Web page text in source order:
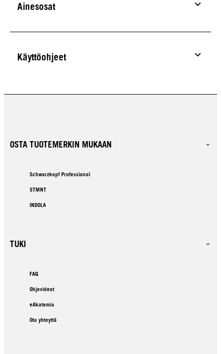
Ainesosat
Käyttöohjeet
OSTA TUOTEMERKIN MUKAAN
Schwarzkopf Professional
STMNT
INDOLA
TUKI
FAQ
Ohjevideot
eAkatemia
Ota yhteyttä